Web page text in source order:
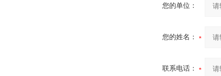
您的单位：
您的姓名：
联系电话：